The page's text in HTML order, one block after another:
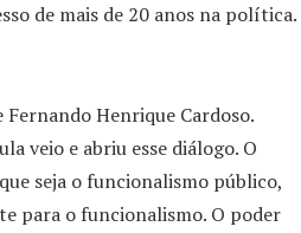
de mais de 20 anos na política.
Henrique Cardoso.
veio e abriu esse diálogo. O
seja o funcionalismo público,
para o funcionalismo. O poder